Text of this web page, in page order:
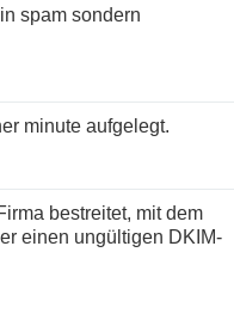
minute aufgelegt.
einen ungültigen DKIM-